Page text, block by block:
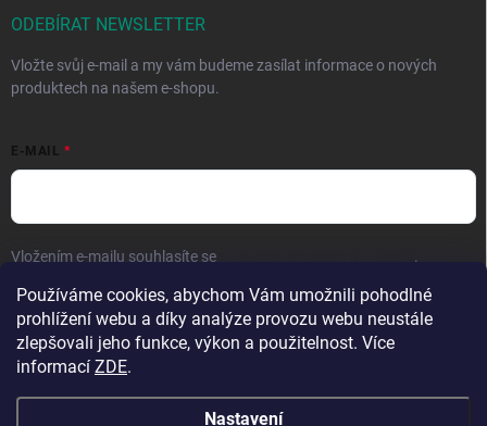
Používáme cookies, abychom Vám umožnili pohodlné
prohlížení webu a díky analýze provozu webu neustále
zlepšovali jeho funkce, výkon a použitelnost. Více
informací ZDE.
Nastavení
ODEBÍRAT NEWSLETTER
Vložte svůj e-mail a my vám budeme zasílat informace o nových
produktech na našem e-shopu.
E-MAIL
Vložením e-mailu souhlasíte se .
Přihlásit se